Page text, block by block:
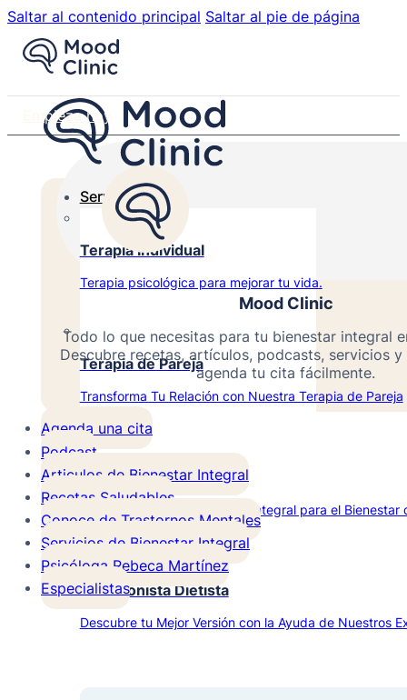
Saltar al contenido principal Saltar al pie de página
Servicios
Terapia Individual
Terapia psicológica para mejorar tu vida.
Terapia de Pareja
Transforma Tu Relación con Nuestra Terapia de Pareja
Terapia Infantojuvenil
Brindando Apoyo y Cuidado Integral para el Bienestar
Nutricionista Dietista
Descubre tu Mejor Versión con la Ayuda de Nuestros
Empieza hoy
Mood Clinic
Todo lo que necesitas para tu bienestar integral
Descubre recetas, artículos, podcasts, servicios
agenda tu cita fácilmente.
Agenda una cita
Podcast
Articulos de Bienestar Integral
Recetas Saludables
Conoce de Trastornos Mentales
Servicios de Bienestar Integral
Psicóloga Rebeca Martínez
Especialistas